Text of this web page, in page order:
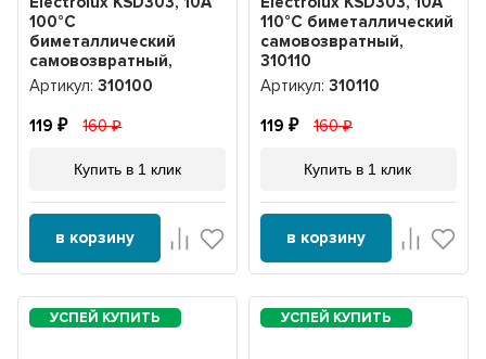
100°С
биметаллический
самовозвратный,
310100
Артикул:310100
119 160
Купить в 1 клик
в корзину
110°С биметаллический
самовозвратный,
310110
Артикул: 310110
119 160
Купить в 1 клик
в корзину